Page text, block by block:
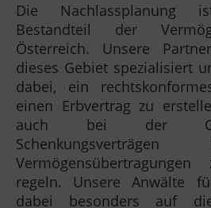
Die Nachlassplanung
Bestandteil der
Österreich. Unsere
dieses Gebiet spezialisiert
dabei, ein
einen Erbvertrag zu
auch bei der
regeln. Unsere Anwälte
dabei besonders auf